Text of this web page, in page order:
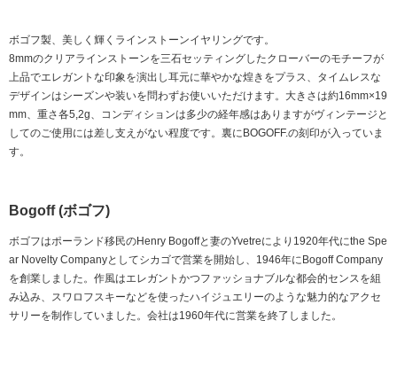
ボゴフ製、美しく輝くラインストーンイヤリングです。
8mmのクリアラインストーンを三石セッティングしたクローバーのモチーフが
上品でエレガントな印象を演出し耳元に華やかな煌きをプラス、タイムレスな
デザインはシーズンや装いを問わずお使いいただけます。大きさは約16mm×19
mm、重さ各5,2g、コンディションは多少の経年感はありますがヴィンテージと
してのご使用には差し支えがない程度です。裏にBOGOFF.の刻印が入っていま
す。
Bogoff (ボゴフ)
ボゴフはポーランド移民のHenry Bogoffと妻のYvetreにより1920年代にthe Spe
ar Novelty Companyとしてシカゴで営業を開始し、1946年にBogoff Company
を創業しました。作風はエレガントかつファッショナブルな都会的センスを組
み込み、スワロフスキーなどを使ったハイジュエリーのような魅力的なアクセ
サリーを制作していました。会社は1960年代に営業を終了しました。